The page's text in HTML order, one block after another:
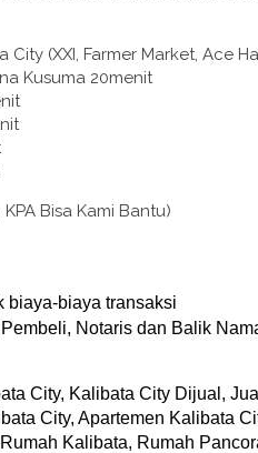
(XXI, Farmer Market, Ace
Kusuma 20menit
Bisa Kami Bantu)
biaya-biaya transaksi
Notaris dan Balik
City, Kalibata City Dijual,
City, Apartemen Kalibata
Kalibata, Rumah